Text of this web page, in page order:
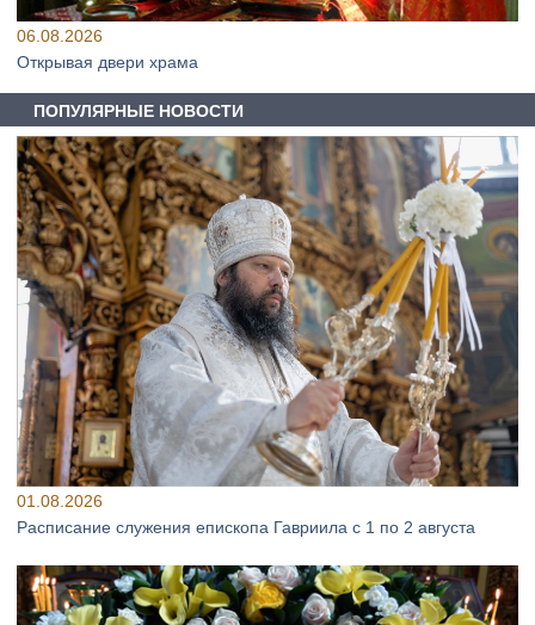
06.08.2026
Открывая двери храма
ПОПУЛЯРНЫЕ НОВОСТИ
01.08.2026
Расписание служения епископа Гавриила с 1 по 2 августа